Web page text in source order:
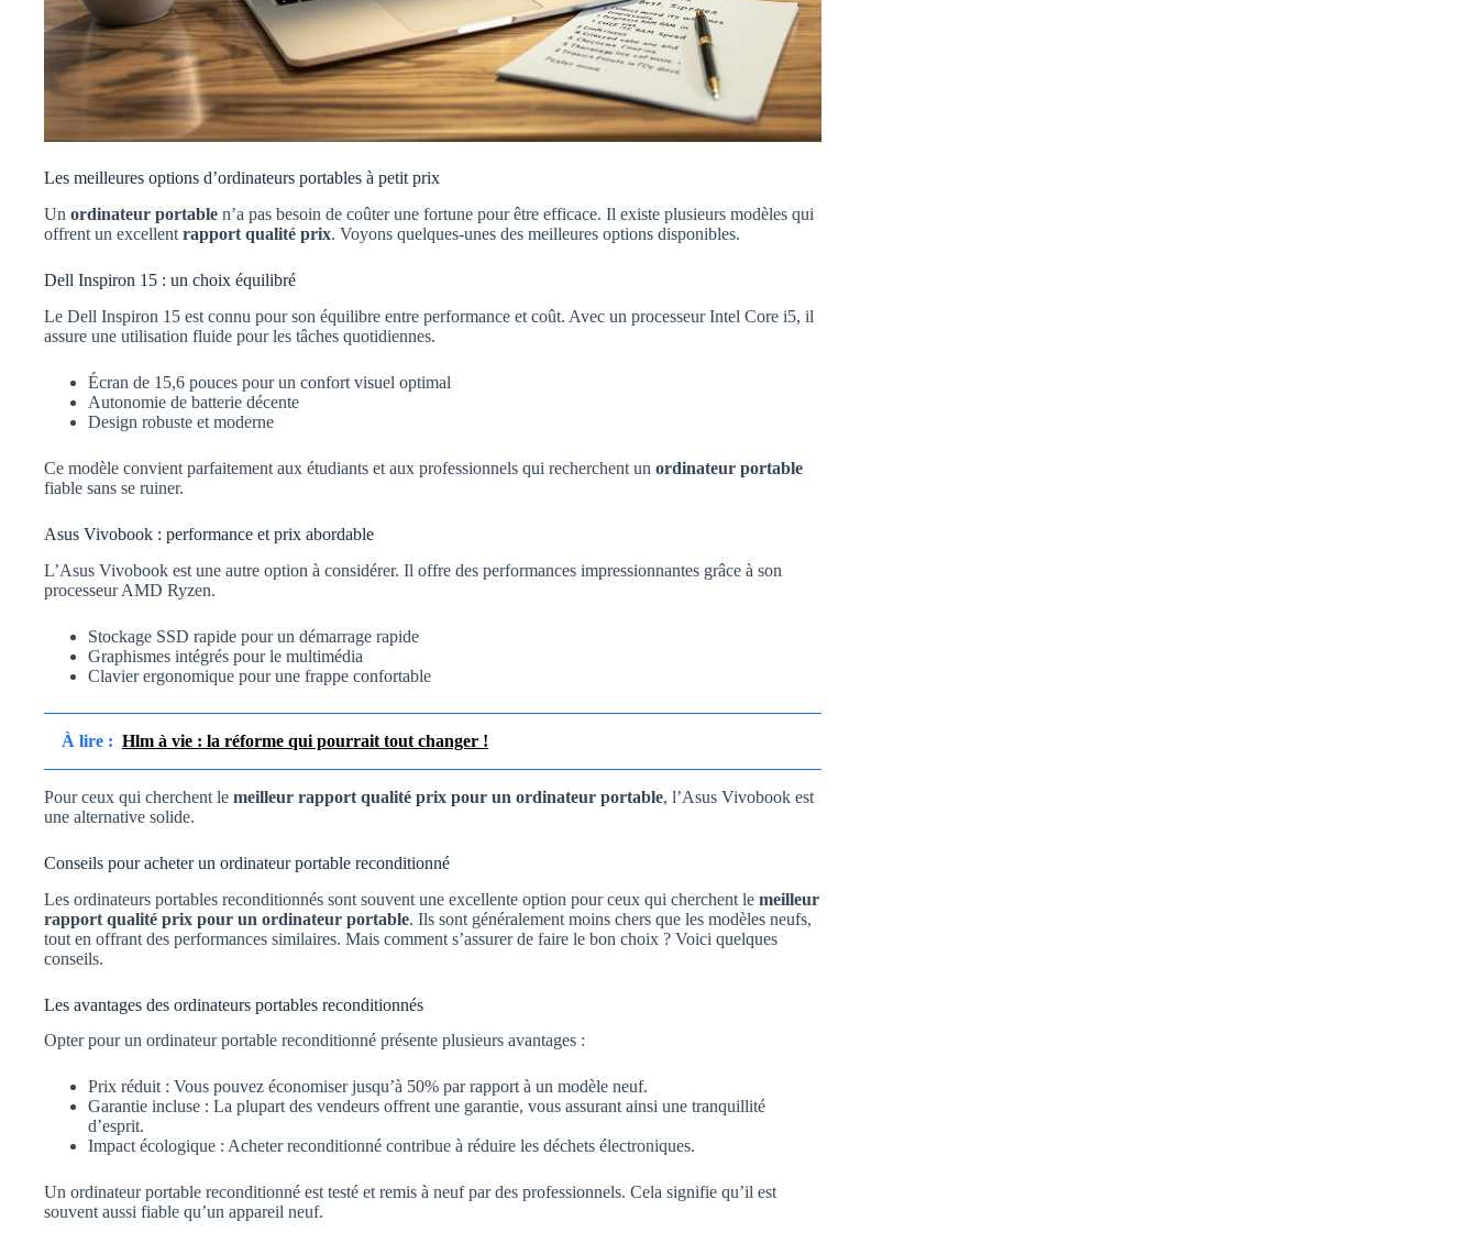
Les meilleures options d’ordinateurs portables à petit prix
Un ordinateur portable n’a pas besoin de coûter une fortune pour être efficace. Il existe plusieurs modèles qui
offrent un excellent rapport qualité prix. Voyons quelques-unes des meilleures options disponibles.
Dell Inspiron 15 : un choix équilibré
Le Dell Inspiron 15 est connu pour son équilibre entre performance et coût. Avec un processeur Intel Core i5, il
assure une utilisation fluide pour les tâches quotidiennes.
Écran de 15,6 pouces pour un confort visuel optimal
Autonomie de batterie décente
Design robuste et moderne
Ce modèle convient parfaitement aux étudiants et aux professionnels qui recherchent un ordinateur portable
fiable sans se ruiner.
Asus Vivobook : performance et prix abordable
L’Asus Vivobook est une autre option à considérer. Il offre des performances impressionnantes grâce à son
processeur AMD Ryzen.
Stockage SSD rapide pour un démarrage rapide
Graphismes intégrés pour le multimédia
Clavier ergonomique pour une frappe confortable
À lire : Hlm à vie : la réforme qui pourrait tout changer !
Pour ceux qui cherchent le meilleur rapport qualité prix pour un ordinateur portable, l’Asus Vivobook est
une alternative solide.
Conseils pour acheter un ordinateur portable reconditionné
Les ordinateurs portables reconditionnés sont souvent une excellente option pour ceux qui cherchent le meilleur
rapport qualité prix pour un ordinateur portable. Ils sont généralement moins chers que les modèles neufs,
tout en offrant des performances similaires. Mais comment s’assurer de faire le bon choix ? Voici quelques
conseils.
Les avantages des ordinateurs portables reconditionnés
Opter pour un ordinateur portable reconditionné présente plusieurs avantages :
Prix réduit : Vous pouvez économiser jusqu’à 50% par rapport à un modèle neuf.
Garantie incluse : La plupart des vendeurs offrent une garantie, vous assurant ainsi une tranquillité
d’esprit.
Impact écologique : Acheter reconditionné contribue à réduire les déchets électroniques.
Un ordinateur portable reconditionné est testé et remis à neuf par des professionnels. Cela signifie qu’il est
souvent aussi fiable qu’un appareil neuf.